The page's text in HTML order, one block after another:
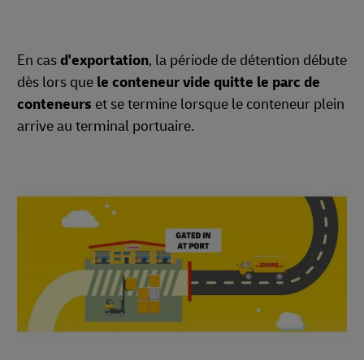
En casd'exportation, la période de détention débute
dès lors que le conteneur vide quitte le parc de
conteneurs et se termine lorsque le conteneur plein
arrive au terminal portuaire.